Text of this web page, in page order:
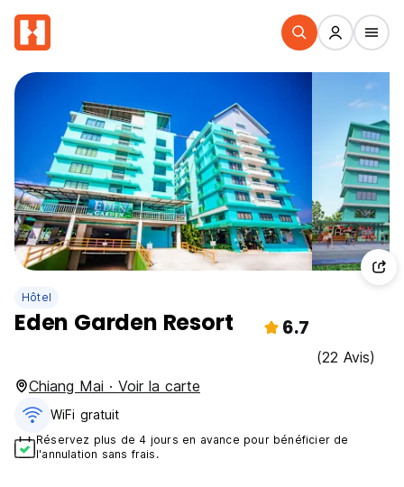
Hôtel
Eden Garden Resort 6.7
(22 Avis)
Chiang Mai · Voir la carte
WiFi gratuit
Réservez plus de 4 jours en avance pour bénéficier de
l'annulation sans frais.